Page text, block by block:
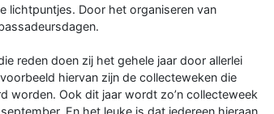
lichtpuntjes. Door het organiseren van
reden doen zij het gehele jaar door allerlei
hiervan zijn de collecteweken die
worden. Ook dit jaar wordt zo’n collecteweek
En het leuke is dat iedereen hieraan